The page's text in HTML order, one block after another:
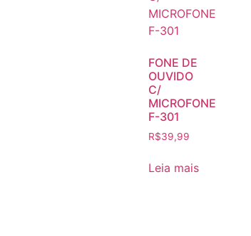
FONE DE
OUVIDO
C/
MICROFONE
F-301
R$39,99
Leia mais